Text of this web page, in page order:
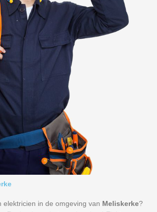
elektricien in de omgeving van Meliskerke?